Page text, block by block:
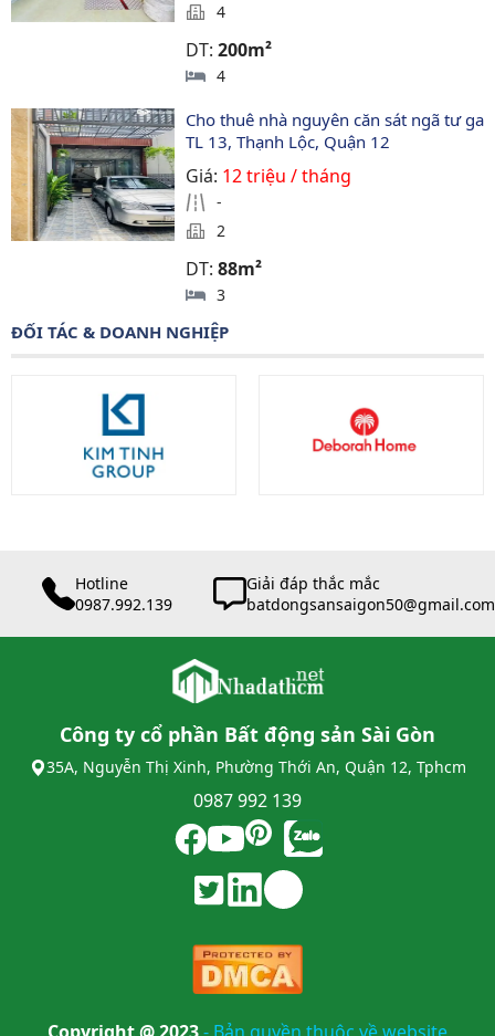
4
DT:200m²
4
Cho thuê nhà nguyên căn sát ngã tư ga
TL 13, Thạnh Lộc, Quận 12
Giá: 12 triệu / tháng
-
2
DT:88m²
3
ĐỐI TÁC & DOANH NGHIỆP
Hotline
0987.992.139
Giải đáp thắc mắc
batdongsansaigon50@gmail.com
Công ty cổ phần Bất động sản Sài Gòn
35A, Nguyễn Thị Xinh, Phường Thới An, Quận 12, Tphcm
0987 992 139